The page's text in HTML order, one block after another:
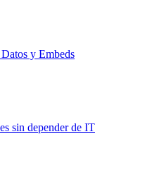
y Embeds
sin depender de IT